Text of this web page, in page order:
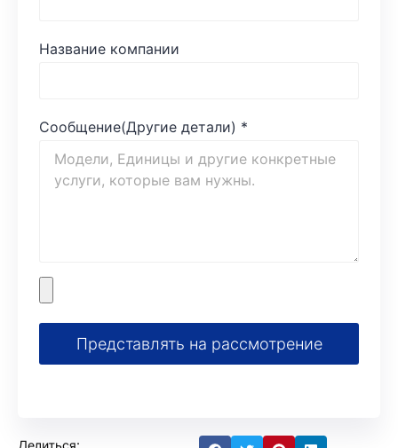
Название компании
Сообщение(Другие детали) *
Представлять на рассмотрение
Делиться: